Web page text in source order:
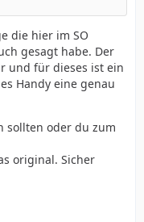
die hier im SO
gesagt habe. Der
und für dieses ist ein
Handy eine genau
sollten oder du zum
original. Sicher